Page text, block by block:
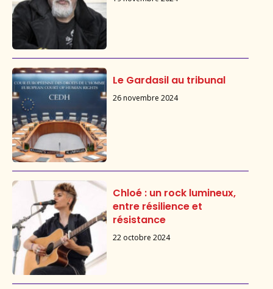
Le Gardasil au tribunal
26 novembre 2024
Chloé : un rock lumineux,
entre résilience et
résistance
22 octobre 2024